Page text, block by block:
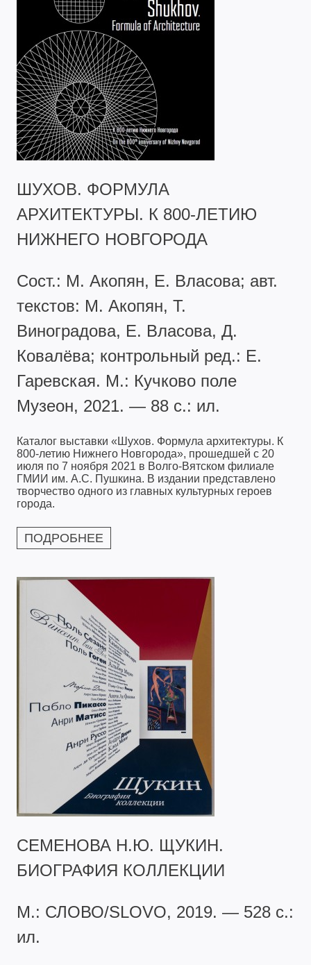
ШУХОВ. ФОРМУЛА
АРХИТЕКТУРЫ. К 800-ЛЕТИЮ
НИЖНЕГО НОВГОРОДА
Сост.: М. Акопян, Е. Власова; авт.
текстов: М. Акопян, Т.
Виноградова, Е. Власова, Д.
Ковалёва; контрольный ред.: Е.
Гаревская. М.: Кучково поле
Музеон, 2021. — 88 с.: ил.
Каталог выставки «Шухов. Формула архитектуры. К
800-летию Нижнего Новгорода», прошедшей с 20
июля по 7 ноября 2021 в Волго-Вятском филиале
ГМИИ им. А.С. Пушкина. В издании представлено
творчество одного из главных культурных героев
города.
ПОДРОБНЕЕ
СЕМЕНОВА Н.Ю. ЩУКИН.
БИОГРАФИЯ КОЛЛЕКЦИИ
М.: СЛОВО/SLOVO, 2019. — 528 с.:
ил.